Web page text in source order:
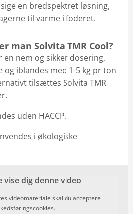
en bredspektret løsning,
til varme i foderet.
man Solvita TMR Cool?
en nem og sikker dosering,
og iblandes med 1-5 kg pr ton
tilsættes Solvita TMR
uden HACCP.
i økologiske
vise dig denne video
videomateriale skal du acceptere